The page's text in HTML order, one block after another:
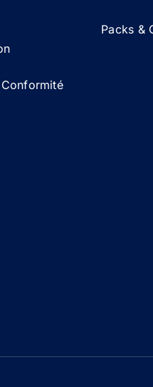
Packs &